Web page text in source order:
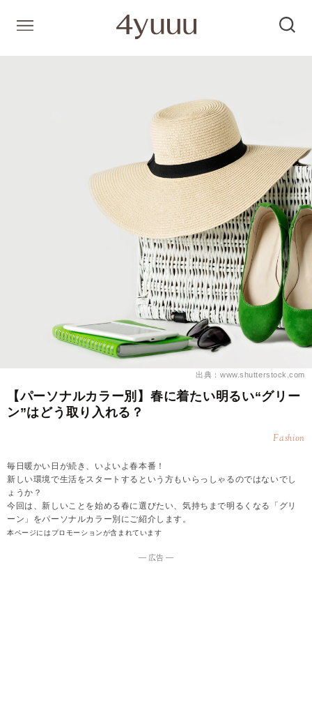
出典：www.shutterstock.com
【パーソナルカラー別】春に着たい明るい“グリー
ン”はどう取り入れる？
Fashion
毎日暖かい日が続き、いよいよ春本番！
新しい環境で生活をスタートするという方もいらっしゃるのではないでし
ょうか？
今回は、新しいことを始める春に選びたい、気持ちまで明るくなる「グリ
ーン」をパーソナルカラー別にご紹介します。
本ページにはプロモーションが含まれています
― 広告 ―